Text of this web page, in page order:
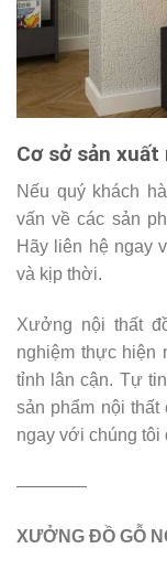
Cơ sở sản
Nếu quý khách
vấn về các sản
Hãy liên hệ ngay
và kịp thời.
Xưởng nội thất
nghiệm thực hiện
tỉnh lân cận. Tự
sản phẩm nội
ngay với chúng tôi
————
XƯỞNG ĐỒ GỖ